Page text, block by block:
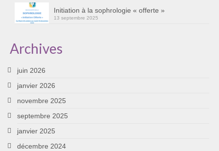
Initiation à la sophrologie « offerte »
13 septembre 2025
Archives
juin 2026
janvier 2026
novembre 2025
septembre 2025
janvier 2025
décembre 2024